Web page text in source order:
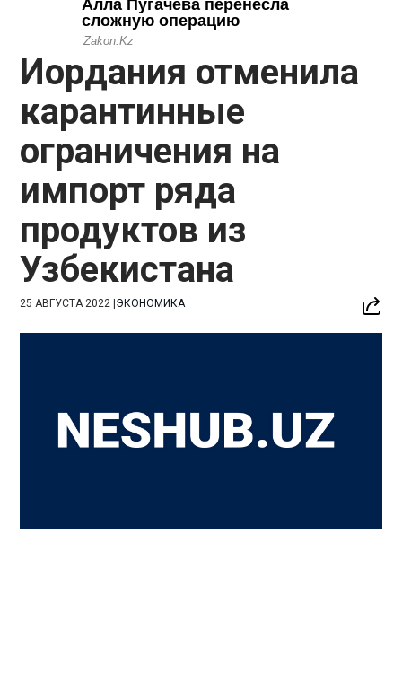
Иордания отменила
карантинные
ограничения на
импорт ряда
продуктов из
Узбекистана
25 АВГУСТА 2022 |ЭКОНОМИКА